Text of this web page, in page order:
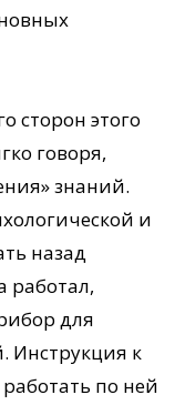
сторон этого
говоря,
знаний.
и
назад
работал,
для
Инструкция к
по ней